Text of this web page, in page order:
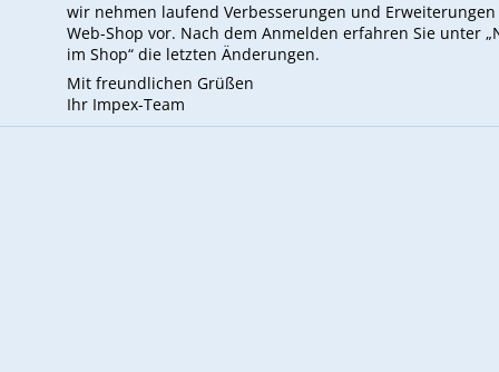
wir neh­men lau­fend Ver­bes­se­run­gen und Er­wei­te­run­gen
Web-Shop vor. Nach dem An­mel­den er­fah­ren Sie un­ter
im Shop“ die letz­ten Än­de­run­gen.
Mit freund­li­chen Grü­ßen
Ihr Im­pex-Team